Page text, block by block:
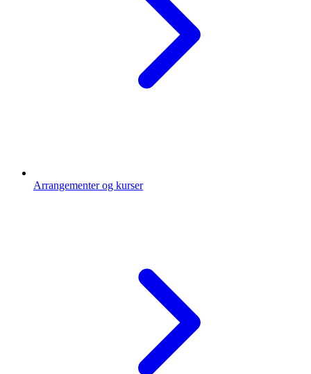
Arrangementer og kurser